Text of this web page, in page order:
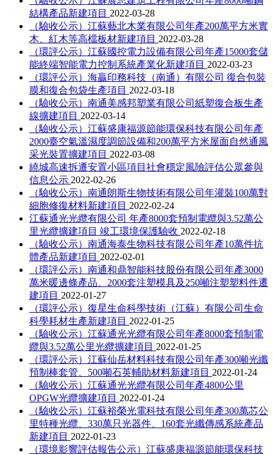
結構產品新建項目 2022-03-28
（驗收公示）江蘇藝北木業有限公司年產200萬平方米實
木、紅木等高檔板材新建項目 2022-03-28
（環評公示）江蘇國控電力設備有限公司年產15000套儲
能終端智能電力控制系統產業化新建項目 2022-03-23
（環評公示）海贏印務科技（南通）有限公司 復合包裝
膜和復合包袋生產項目 2022-03-18
（驗收公示）南通美感邦塑業有限公司紙塑復合板生產
線擴建項目 2022-03-14
（驗收公示）江蘇盛康福源節能環保科技有限公司年產
2000臺空氣溫濕度調節設備和200萬平方米屋面自然通風
采光裝置擴建項目 2022-03-08
繞城高速拆遷安置小區項目社會穩定風險評估公眾參與
信息公示 2022-02-26
（驗收公示）南通朗斯生物技術有限公司年灌裝100萬對
細胞修復材料新建項目 2022-02-24
江蘇通光光纜有限公司 年產8000套預制電纜與3.52萬公
里光纜擴建項目 竣工環境保護驗收 2022-02-18
（驗收公示）南通海泰生物科技有限公司年產10萬件抗
體產品新建項目 2022-02-01
（環評公示）南通和鼎智能科技股份有限公司年產3000
萬米暖邊條產品、2000套注塑模具及250噸注塑塑料件遷
建項目 2022-01-27
（環評公示）復星生命科學技術（江蘇）有限公司生命
科學耗材生產新建項目 2022-01-25
（驗收公示）江蘇通光光纜有限公司年產8000套預制電
纜與3.52萬公里光纜擴建項目 2022-01-25
（環評公示）江蘇仙岳材料科技有限公司年產300噸光纖
預制棒套管、500噸石英輔助材料新建項目 2022-01-24
（驗收公示）江蘇通光光纜有限公司年產4800公里
OPGW光纜擴建項目 2022-01-24
（驗收公示）江蘇裕榮光電科技有限公司年產300萬芯公
里特種光纜、330萬只光器件、160套光纖傳感系統產品
新建項目 2022-01-23
（環境影響評估報告公示）江蘇盛康福源節能環保科技